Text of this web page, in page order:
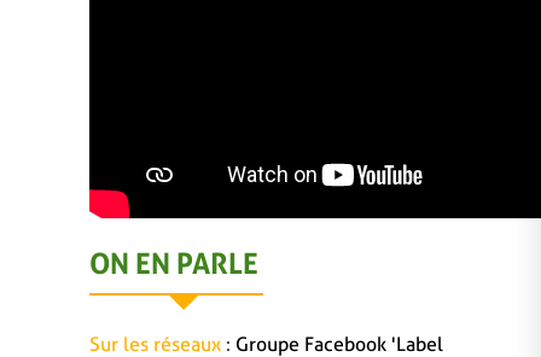
ON EN PARLE
Sur les réseaux : Groupe Facebook 'Label